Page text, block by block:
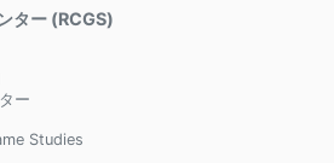
ター (RCGS)
ー
Studies